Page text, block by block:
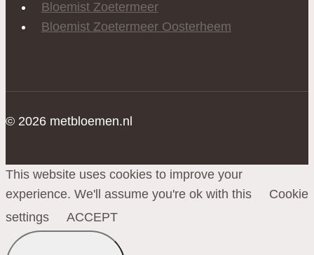
Bloemist Zoetermeer
Bloemist Zoetermeer Oosterheem
© 2026 metbloemen.nl
This website uses cookies to improve your
experience. We'll assume you're ok with this
Cookie
settings
ACCEPT